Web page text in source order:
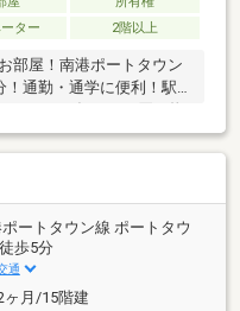
5分(約330m)■ ご希望の
す ━━━━━・・・物件の
ター 2階以上
部屋！南港ポートタウン
！通勤・通学に便利！駅
アがあり毎日のお買い物
ートタウン線 ポートタウ
歩5分
通
ヶ月/15階建